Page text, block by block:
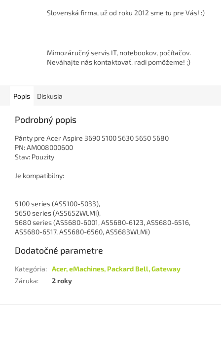
Slovenská firma, už od roku 2012 sme tu pre Vás! :)
Mimozáručný servis IT, notebookov, počítačov.
Neváhajte nás kontaktovať, radi pomôžeme! ;)
Popis Diskusia
Podrobný popis
Pánty pre Acer Aspire 3690 5100 5630 5650 5680
PN: AM008000600
Stav: Pouzity
Je kompatibilny:
5100 series (AS5100-5033),
5650 series (AS5652WLMi),
5680 series (AS5680-6001, AS5680-6123, AS5680-6516,
AS5680-6517, AS5680-6560, AS5683WLMi)
Dodatočné parametre
Kategória: Acer, eMachines, Packard Bell, Gateway
Záruka: 2 roky